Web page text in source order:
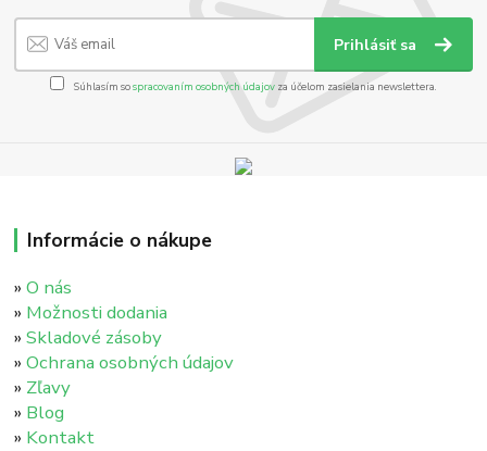
Prihlásiť sa
Súhlasím sospracovaním osobných údajov za účelom zasielania newslettera.
Informácie o nákupe
»O nás
» Možnosti dodania
»Skladové zásoby
»Ochrana osobných údajov
» Zľavy
» Blog
» Kontakt